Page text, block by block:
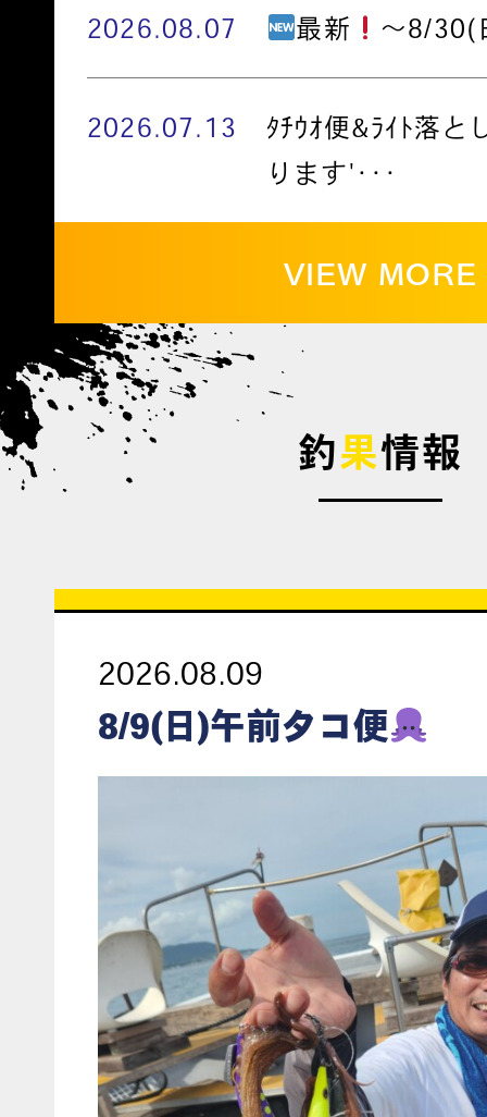
2026.08.07 最新 ～8/30(
2026.07.13
ﾀﾁｳｵ便&ﾗｲﾄ落と
ります'･･･
VIEW MORE
釣果情報
2026.08.09
8/9(日)午前タコ便